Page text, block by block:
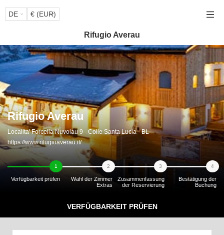
DE € (EUR)
Rifugio Averau
Rifugio Averau
Localita' Forcella Nuvolau 9 - Colle Santa Lucia-BL
https://www.rifugioaverau.it/
1
Verfügbarkeit prüfen
2
Wahl der Zimmer
Extras
3
Zusammenfassung
der Reservierung
4
Bestätigung der
Buchung
VERFÜGBARKEIT PRÜFEN